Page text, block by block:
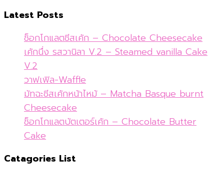
Latest Posts
ช็อกโกแลตชีสเค้ก – Chocolate Cheesecake
เค้กนึ่ง รสวานิลา V.2 – Steamed vanilla Cake
V.2
วาฟเฟิล-Waffle
มัทฉะชีสเค้กหน้าไหม้ – Matcha Basque burnt
Cheesecake
ช็อกโกแลตบัตเตอร์เค้ก – Chocolate Butter
Cake
Catagories List